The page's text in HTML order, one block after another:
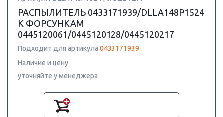
РАСПЫЛИТЕЛЬ 0433171939/DLLA148P1524
К ФОРСУНКАМ
0445120061/0445120128/0445120217
Подходит для артикула 0433171939
Наличие и цену
уточняйте у менеджера